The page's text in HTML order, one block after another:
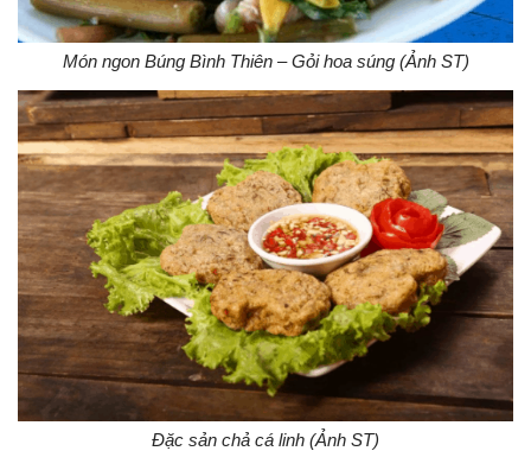
Món ngon Búng Bình Thiên – Gỏi hoa súng (Ảnh ST)
Đặc sản chả cá linh (Ảnh ST)